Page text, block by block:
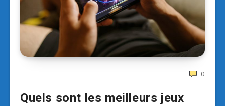
0
Quels sont les meilleurs jeux